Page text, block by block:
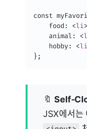
const
    food:
<li>
    animal:
<
    hobby:
<li
};
🔖 Self-
JSX에서는